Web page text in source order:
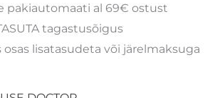
pakiautomaati al 69€ ostust
tagastusõigus
lisatasudeta või järelmaksuga